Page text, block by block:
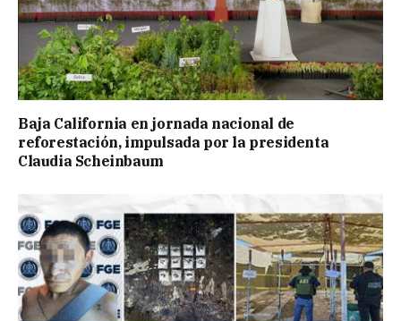
Baja California en jornada nacional de
reforestación, impulsada por la presidenta
Claudia Scheinbaum